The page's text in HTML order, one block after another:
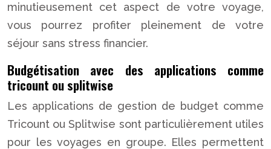
minutieusement cet aspect de votre voyage,
vous pourrez profiter pleinement de votre
séjour sans stress financier.
Budgétisation avec des applications comme
tricount ou splitwise
Les applications de gestion de budget comme
Tricount ou Splitwise sont particulièrement utiles
pour les voyages en groupe. Elles permettent